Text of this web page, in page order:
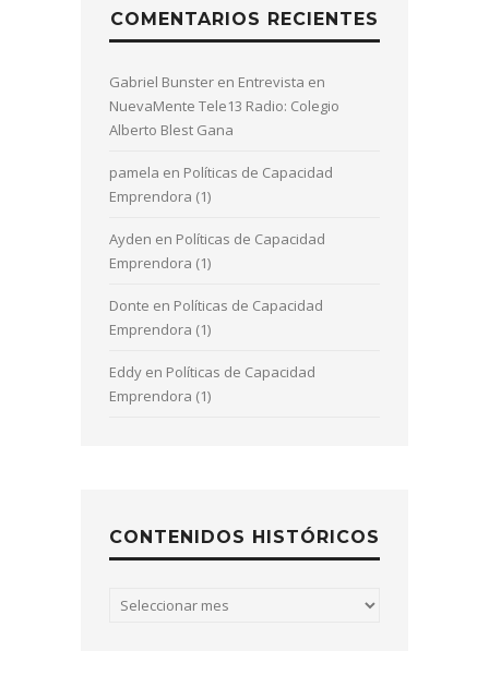
COMENTARIOS RECIENTES
Gabriel Bunster en Entrevista en
NuevaMente Tele13 Radio: Colegio
Alberto Blest Gana
pamela en Políticas de Capacidad
Emprendora (1)
Ayden en Políticas de Capacidad
Emprendora (1)
Donte en Políticas de Capacidad
Emprendora (1)
Eddy en Políticas de Capacidad
Emprendora (1)
CONTENIDOS HISTÓRICOS
Contenidos